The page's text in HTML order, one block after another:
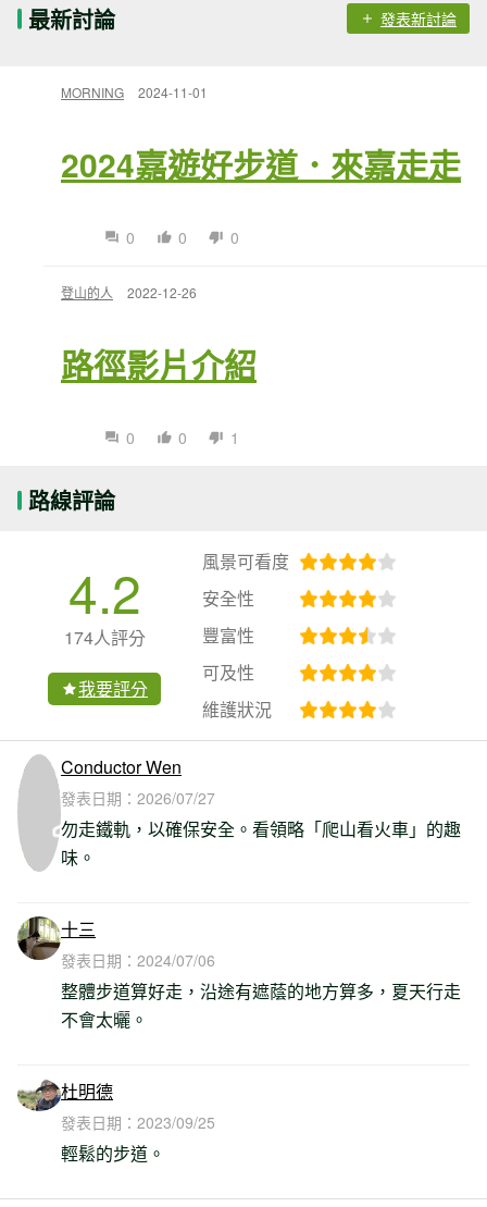
最新討論 發表新討論
MORNING 2024-11-01
2024嘉遊好步道．來嘉走走
0 0 0
登山的人 2022-12-26
路徑影片介紹
0 0 1
路線評論
4.2
174人評分
我要評分
風景可看度
安全性
豐富性
可及性
維護狀況
Conductor Wen
發表日期： 2026/07/27
勿走鐵軌，以確保安全。看領略「爬山看火車」的趣
味。
十三
發表日期： 2024/07/06
整體步道算好走，沿途有遮蔭的地方算多，夏天行走
不會太曬。
杜明德
發表日期： 2023/09/25
輕鬆的步道。